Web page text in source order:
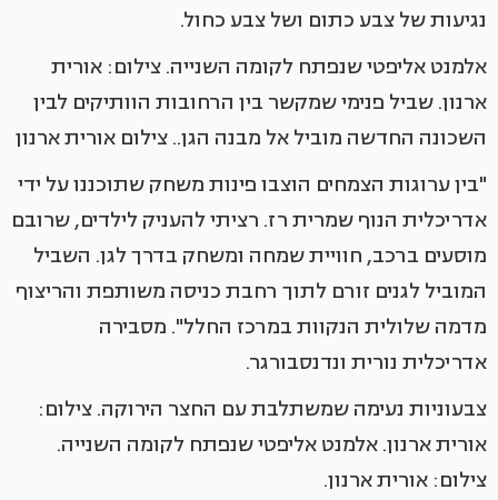
נגיעות של צבע כתום ושל צבע כחול.
אלמנט אליפטי שנפתח לקומה השנייה. צילום: אורית
ארנון. שביל פנימי שמקשר בין הרחובות הוותיקים לבין
השכונה החדשה מוביל אל מבנה הגן.. צילום אורית ארנון
"בין ערוגות הצמחים הוצבו פינות משחק שתוכננו על ידי
אדריכלית הנוף שמרית רז. רציתי להעניק לילדים, שרובם
מוסעים ברכב, חוויית שמחה ומשחק בדרך לגן. השביל
המוביל לגנים זורם לתוך רחבת כניסה משותפת והריצוף
מדמה שלולית הנקוות במרכז החלל". מסבירה
אדריכלית נורית ונדנסבורגר.
צבעוניות נעימה שמשתלבת עם החצר הירוקה. צילום:
אורית ארנון. אלמנט אליפטי שנפתח לקומה השנייה.
צילום: אורית ארנון.